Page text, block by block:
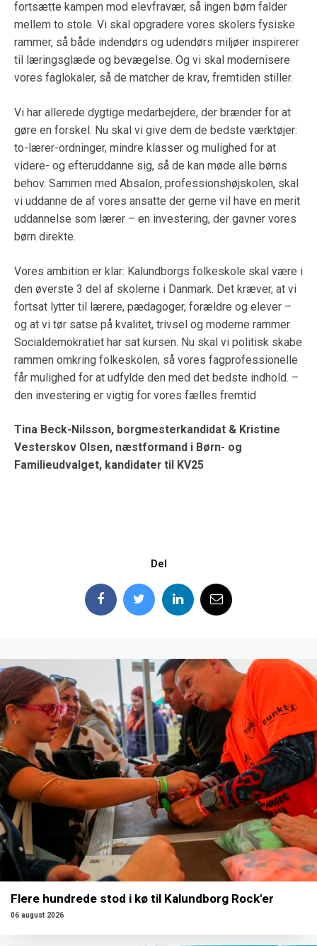
fortsætte kampen mod elevfravær, så ingen børn falder
mellem to stole. Vi skal opgradere vores skolers fysiske
rammer, så både indendørs og udendørs miljøer inspirerer
til læringsglæde og bevægelse. Og vi skal modernisere
vores faglokaler, så de matcher de krav, fremtiden stiller.
Vi har allerede dygtige medarbejdere, der brænder for at
gøre en forskel. Nu skal vi give dem de bedste værktøjer:
to-lærer-ordninger, mindre klasser og mulighed for at
videre- og efteruddanne sig, så de kan møde alle børns
behov. Sammen med Absalon, professionshøjskolen, skal
vi uddanne de af vores ansatte der gerne vil have en merit
uddannelse som lærer – en investering, der gavner vores
børn direkte.
Vores ambition er klar: Kalundborgs folkeskole skal være i
den øverste 3 del af skolerne i Danmark. Det kræver, at vi
fortsat lytter til lærere, pædagoger, forældre og elever –
og at vi tør satse på kvalitet, trivsel og moderne rammer.
Socialdemokratiet har sat kursen. Nu skal vi politisk skabe
rammen omkring folkeskolen, så vores fagprofessionelle
får mulighed for at udfylde den med det bedste indhold. –
den investering er vigtig for vores fælles fremtid
Tina Beck-Nilsson, borgmesterkandidat & Kristine
Vesterskov Olsen, næstformand i Børn- og
Familieudvalget, kandidater til KV25
Del
Flere hundrede stod i kø til Kalundborg Rock'er
06 august 2026